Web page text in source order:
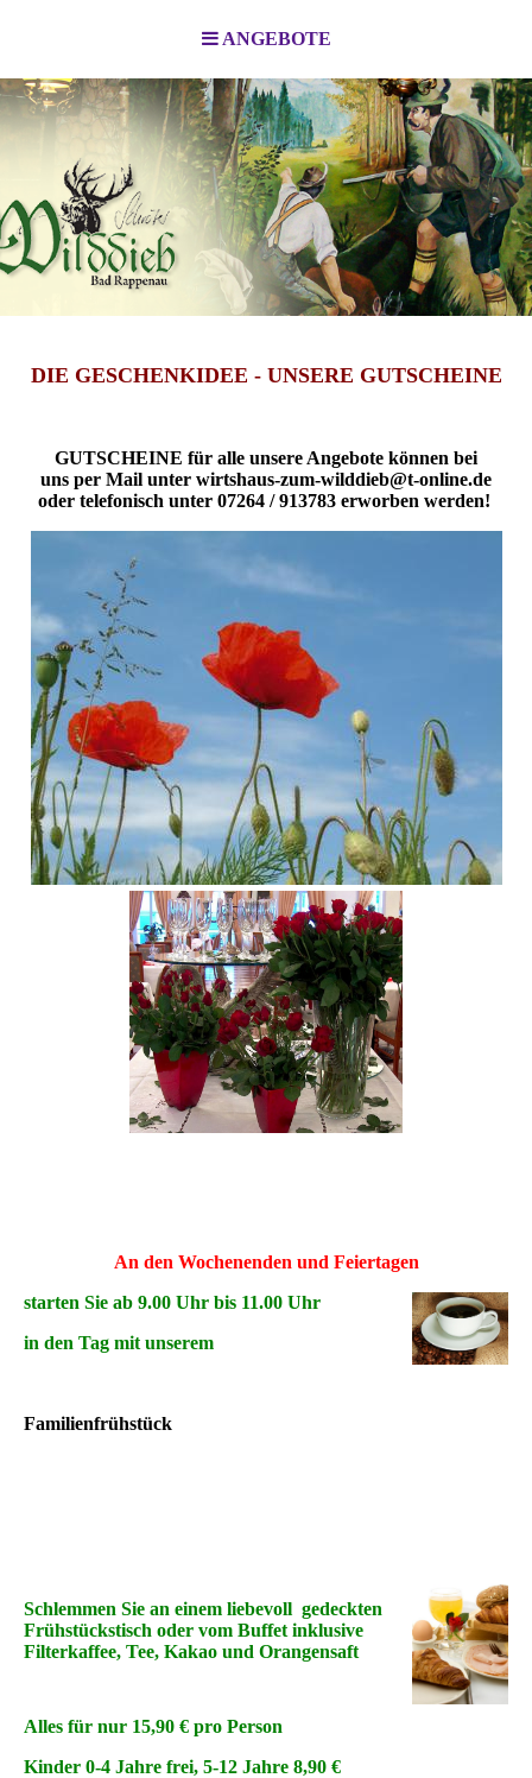
ANGEBOTE
DIE GESCHENKIDEE - UNSERE GUTSCHEINE
GUTSCHEINE für alle unsere Angebote können bei
uns per Mail unter wirtshaus-zum-wilddieb@t-online.de
oder telefonisch unter 07264 / 913783 erworben werden!
An den Wochenenden und Feiertagen
starten Sie ab 9.00 Uhr bis 11.00 Uhr
in den Tag mit unserem
Familienfrühstück
Schlemmen Sie an einem liebevoll gedeckten
Frühstückstisch oder vom Buffet inklusive
Filterkaffee, Tee, Kakao und Orangensaft
Alles für nur 15,90 € pro Person
Kinder 0-4 Jahre frei, 5-12 Jahre 8,90 €